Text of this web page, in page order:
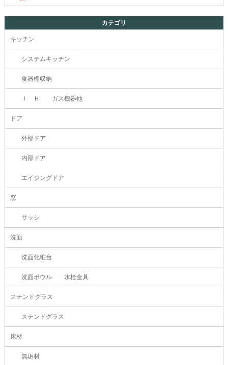
カテゴリ
キッチン
システムキッチン
食器棚収納
Ｉ Ｈ ガス機器他
ドア
外部ドア
内部ドア
エイジングドア
窓
サッシ
洗面
洗面化粧台
洗面ボウル 水栓金具
ステンドグラス
ステンドグラス
床材
無垢材